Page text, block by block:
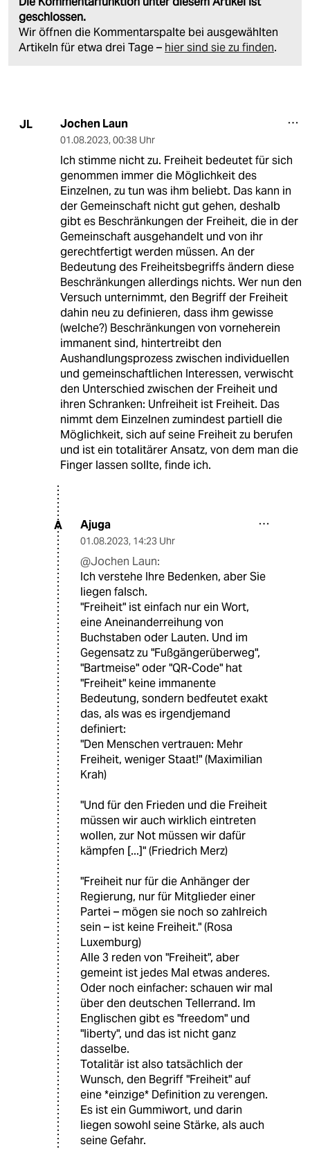
geschlossen.
Wir öffnen die Kommentarspalte bei ausgewählten
Artikeln für etwa drei Tage – hier sind sie zu finden.
JL Jochen Laun
01.08.2023, 00:38 Uhr
Ich stimme nicht zu. Freiheit bedeutet für sich
genommen immer die Möglichkeit des
Einzelnen, zu tun was ihm beliebt. Das kann in
der Gemeinschaft nicht gut gehen, deshalb
gibt es Beschränkungen der Freiheit, die in der
Gemeinschaft ausgehandelt und von ihr
gerechtfertigt werden müssen. An der
Bedeutung des Freiheitsbegriffs ändern diese
Beschränkungen allerdings nichts. Wer nun den
Versuch unternimmt, den Begriff der Freiheit
dahin neu zu definieren, dass ihm gewisse
(welche?) Beschränkungen von vorneherein
immanent sind, hintertreibt den
Aushandlungsprozess zwischen individuellen
und gemeinschaftlichen Interessen, verwischt
den Unterschied zwischen der Freiheit und
ihren Schranken: Unfreiheit ist Freiheit. Das
nimmt dem Einzelnen zumindest partiell die
Möglichkeit, sich auf seine Freiheit zu berufen
und ist ein totalitärer Ansatz, von dem man die
Finger lassen sollte, finde ich.
A Ajuga
01.08.2023, 14:23 Uhr
@Jochen Laun:
Ich verstehe Ihre Bedenken, aber Sie
liegen falsch.
"Freiheit" ist einfach nur ein Wort,
eine Aneinanderreihung von
Buchstaben oder Lauten. Und im
Gegensatz zu "Fußgängerüberweg",
"Bartmeise" oder "QR-Code" hat
"Freiheit" keine immanente
Bedeutung, sondern bedfeutet exakt
das, als was es irgendjemand
definiert:
"Den Menschen vertrauen: Mehr
Freiheit, weniger Staat!" (Maximilian
Krah)
"Und für den Frieden und die Freiheit
müssen wir auch wirklich eintreten
wollen, zur Not müssen wir dafür
kämpfen [...]" (Friedrich Merz)
"Freiheit nur für die Anhänger der
Regierung, nur für Mitglieder einer
Partei – mögen sie noch so zahlreich
sein – ist keine Freiheit." (Rosa
Luxemburg)
Alle 3 reden von "Freiheit", aber
gemeint ist jedes Mal etwas anderes.
Oder noch einfacher: schauen wir mal
über den deutschen Tellerrand. Im
Englischen gibt es "freedom" und
"liberty", und das ist nicht ganz
dasselbe.
Totalitär ist also tatsächlich der
Wunsch, den Begriff "Freiheit" auf
eine *einzige* Definition zu verengen.
Es ist ein Gummiwort, und darin
liegen sowohl seine Stärke, als auch
seine Gefahr.